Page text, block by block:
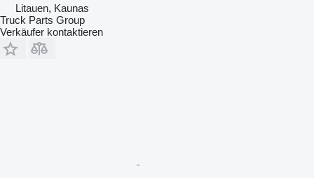
Litauen, Kaunas
Truck Parts Group
Verkäufer kontaktieren